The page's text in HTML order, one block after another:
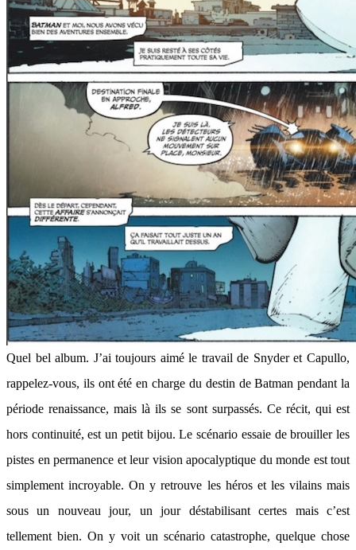
Quel bel album. J’ai toujours aimé le travail de Snyder et Capullo,
rappelez-vous, ils ont été en charge du destin de Batman pendant la
période renaissance, mais là ils se sont surpassés. Ce récit, qui est
hors continuité, est un petit bijou. Le scénario essaie de brouiller les
pistes en permanence et leur vision apocalyptique du monde est tout
simplement incroyable. On y retrouve les héros et les vilains mais
sous un nouveau jour, un jour déstabilisant certes mais c’est
tellement bien. On y voit un scénario catastrophe, quelque chose